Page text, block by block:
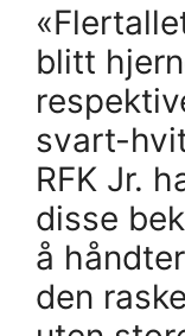
blitt
svart-
RFK Jr.
disse
å
den